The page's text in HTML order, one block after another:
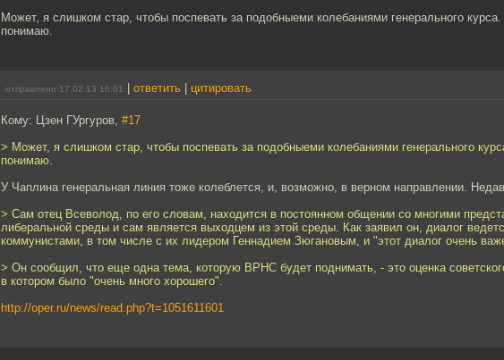
Может, я слишком стар, чтобы поспевать за подобныеми колебаниями генерального
понимаю.
отправлено 17.02.13 16:01 ответить цитировать
Кому: Цзен ГУргуров, #17
> Может, я слишком стар, чтобы поспевать за подобныеми колебаниями генерального
понимаю.
У Чаплина генеральная линия тоже колеблется, и, возможно, в верном направлении.
> Сам отец Всеволод, по его словам, находится в постоянном общении со многими
либеральной среды и сам является выходцем из этой среды. Как заявил он, диалог
коммунистами, в том числе с их лидером Геннадием Зюгановым, и "этот диалог очень
> Он сообщил, что еще одна тема, которую ВРНС будет поднимать, - это оценка
в котором было "очень много хорошего".
http://oper.ru/news/read.php?t=1051611601